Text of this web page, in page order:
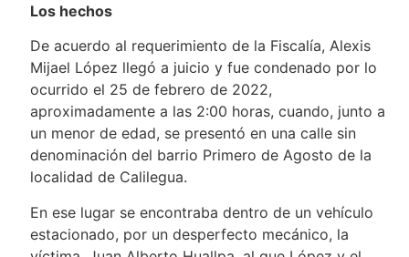
Los hechos
De acuerdo al requerimiento de la Fiscalía, Alexis
Mijael López llegó a juicio y fue condenado por lo
ocurrido el 25 de febrero de 2022,
aproximadamente a las 2:00 horas, cuando, junto a
un menor de edad, se presentó en una calle sin
denominación del barrio Primero de Agosto de la
localidad de Calilegua.
En ese lugar se encontraba dentro de un vehículo
estacionado, por un desperfecto mecánico, la